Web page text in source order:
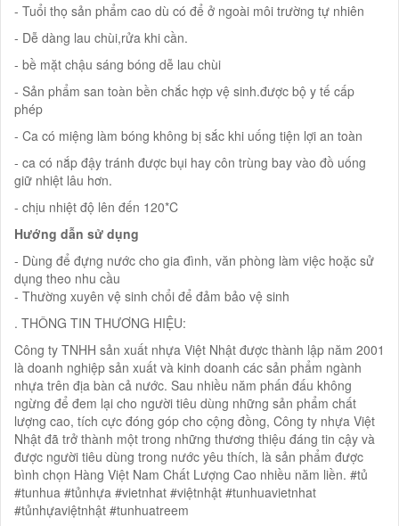
- Tuổi thọ sản phẩm cao dù có để ở ngoài môi trường tự nhiên
- Dễ dàng lau chùi,rửa khi cần.
- bề mặt chậu sáng bóng dễ lau chùi
- Sản phẩm san toàn bền chắc hợp vệ sinh.được bộ y tế cấp
phép
- Ca có miệng làm bóng không bị sắc khi uống tiện lợi an toàn
- ca có nắp đậy tránh được bụi hay côn trùng bay vào đồ uống
giữ nhiệt lâu hơn.
- chịu nhiệt độ lên đến 120*C
Hướng dẫn sử dụng
- Dùng để đựng nước cho gia đình, văn phòng làm việc hoặc sử
dụng theo nhu cầu
- Thường xuyên vệ sinh chổi để đảm bảo vệ sinh
. THÔNG TIN THƯƠNG HIỆU:
Công ty TNHH sản xuất nhựa Việt Nhật được thành lập năm 2001
là doanh nghiệp sản xuất và kinh doanh các sản phẩm ngành
nhựa trên địa bàn cả nước. Sau nhiều năm phấn đấu không
ngừng để đem lại cho người tiêu dùng những sản phẩm chất
lượng cao, tích cực đóng góp cho cộng đồng, Công ty nhựa Việt
Nhật đã trở thành một trong những thương thiệu đáng tin cậy và
được người tiêu dùng trong nước yêu thích, là sản phẩm được
bình chọn Hàng Việt Nam Chất Lượng Cao nhiều năm liền. #tủ
#tunhua #tủnhựa #vietnhat #việtnhật #tunhuavietnhat
#tủnhựaviệtnhật #tunhuatreem